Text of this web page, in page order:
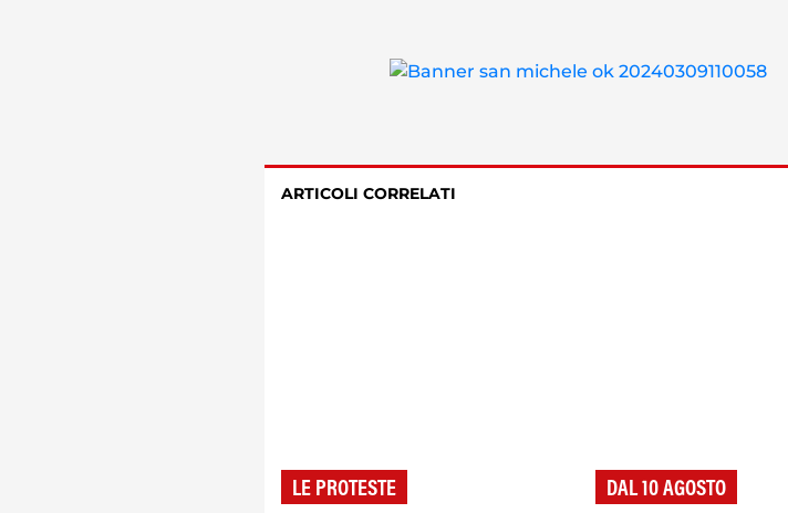
ARTICOLI CORRELATI
LE PROTESTE DAL 10 AGOSTO